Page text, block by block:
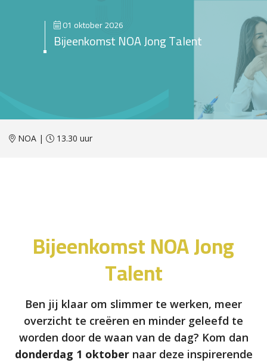
01 oktober 2026
Bijeenkomst NOA Jong Talent
NOA | 13.30 uur
Bijeenkomst NOA Jong
Talent
Ben jij klaar om slimmer te werken, meer
overzicht te creëren en minder geleefd te
worden door de waan van de dag? Kom dan
donderdag 1 oktobernaar deze inspirerende